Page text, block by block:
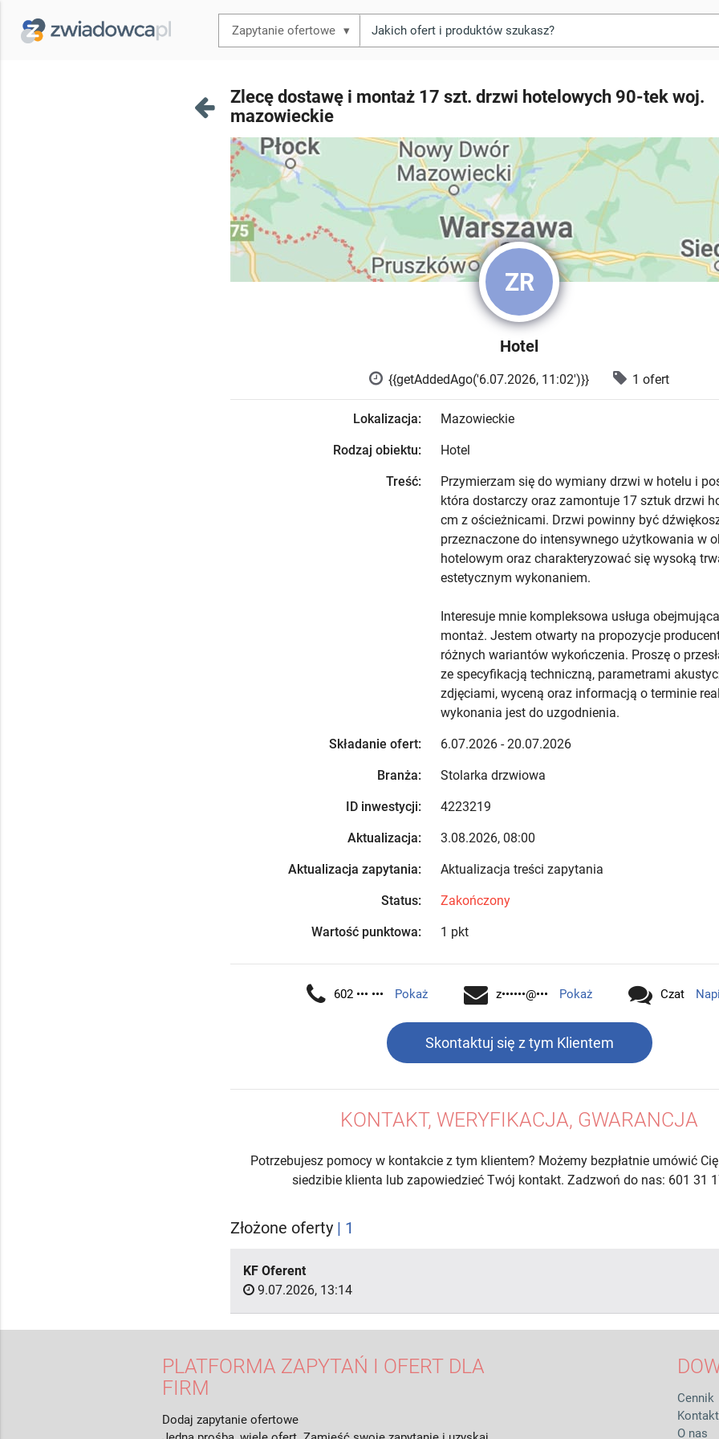
▾
Zlecę dostawę i montaż 17 szt. drzwi hotelowych 90-tek woj.
mazowieckie
ZR
Hotel
{{getAddedAgo('6.07.2026, 11:02')}} 1 ofert
Lokalizacja: Mazowieckie
Rodzaj obiektu: Hotel
Treść:
Przymierzam się do wymiany drzwi w hotelu i
która dostarczy oraz zamontuje 17 sztuk drzwi
cm z ościeżnicami. Drzwi powinny być
przeznaczone do intensywnego użytkowania w
hotelowym oraz charakteryzować się wysoką
estetycznym wykonaniem.
Interesuje mnie kompleksowa usługa
montaż. Jestem otwarty na propozycje
różnych wariantów wykończenia. Proszę o
ze specyfikacją techniczną, parametrami
zdjęciami, wyceną oraz informacją o terminie
wykonania jest do uzgodnienia.
Składanie ofert: 6.07.2026 - 20.07.2026
Branża: Stolarka drzwiowa
ID inwestycji: 4223219
Aktualizacja: 3.08.2026, 08:00
Aktualizacja zapytania: Aktualizacja treści zapytania
Status: Zakończony
Wartość punktowa: 1 pkt
602 ••• ••• Pokaż z••••••@••• Pokaż Czat
Skontaktuj się z tym Klientem
KONTAKT, WERYFIKACJA, GWARANCJA
Potrzebujesz pomocy w kontakcie z tym klientem? Możemy bezpłatnie umówić
siedzibie klienta lub zapowiedzieć Twój kontakt. Zadzwoń do nas: 601 31
Złożone oferty | 1
KF Oferent
9.07.2026, 13:14
PLATFORMA ZAPYTAŃ I OFERT DLA
FIRM
Dodaj zapytanie ofertowe
Cennik
Kontakt
O nas